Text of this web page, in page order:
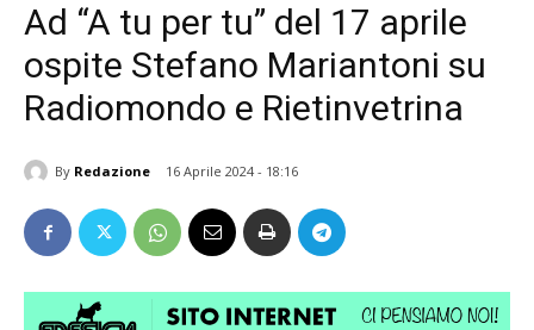
Ad “A tu per tu” del 17 aprile
ospite Stefano Mariantoni su
Radiomondo e Rietinvetrina
By Redazione 16 Aprile 2024 - 18:16